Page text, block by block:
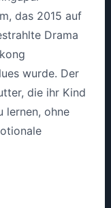
das 2015 auf
Drama
wurde. Der
die ihr Kind
lernen, ohne